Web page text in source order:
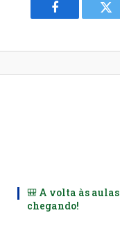
Facebook
🎒 A volta às
chegando!